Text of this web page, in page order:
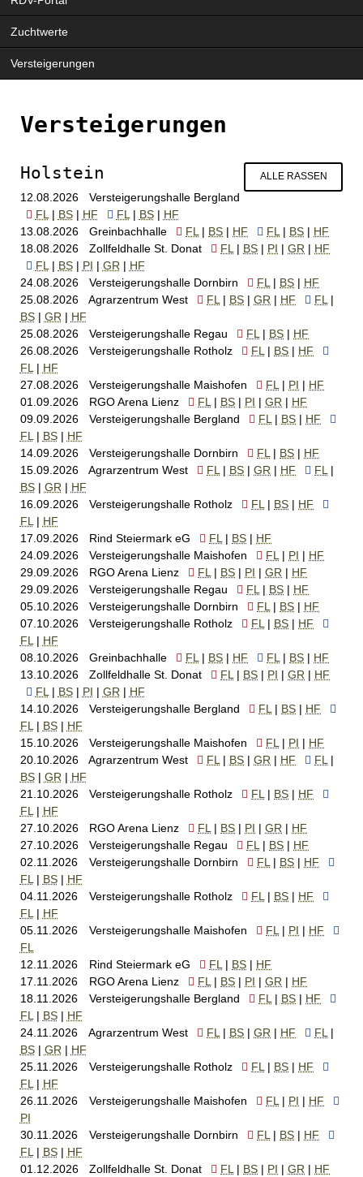
Zuchtwerte
Versteigerungen
Versteigerungen
ALLE RASSEN
Holstein
12.08.2026
Versteigerungshalle Bergland
FL
BS HF FL BS
HF
13.08.2026
Greinbachhalle FL BS HF FL BS
HF
18.08.2026
Zollfeldhalle St. Donat FL BS PI GR
HF
FL
BS PI GR
HF
24.08.2026
Versteigerungshalle Dornbirn FL BS
HF
25.08.2026
Agrarzentrum West FL BS GR HF
FL
BS
GR
HF
25.08.2026
Versteigerungshalle Regau FL BS
HF
26.08.2026
Versteigerungshalle Rotholz FL BS
HF
FL
HF
27.08.2026
Versteigerungshalle Maishofen FL PI
HF
01.09.2026
RGO Arena Lienz FL BS PI GR
HF
09.09.2026
Versteigerungshalle Bergland FL BS
HF
FL
BS
HF
14.09.2026
Versteigerungshalle Dornbirn FL BS
HF
15.09.2026
Agrarzentrum West FL BS GR HF
FL
BS
GR
HF
16.09.2026
Versteigerungshalle Rotholz FL BS
HF
FL
HF
17.09.2026
Rind Steiermark eG FL BS
HF
24.09.2026
Versteigerungshalle Maishofen FL PI
HF
29.09.2026
RGO Arena Lienz FL BS PI GR
HF
29.09.2026
Versteigerungshalle Regau FL BS
HF
05.10.2026
Versteigerungshalle Dornbirn FL BS
HF
07.10.2026
Versteigerungshalle Rotholz FL BS
HF
FL
HF
08.10.2026
Greinbachhalle FL BS HF FL BS
HF
13.10.2026
Zollfeldhalle St. Donat FL BS PI GR
HF
FL
BS PI GR
HF
14.10.2026
Versteigerungshalle Bergland FL BS
HF
FL
BS
HF
15.10.2026
Versteigerungshalle Maishofen FL PI
HF
20.10.2026
Agrarzentrum West FL BS GR HF
FL
BS
GR
HF
21.10.2026
Versteigerungshalle Rotholz FL BS
HF
FL
HF
27.10.2026
RGO Arena Lienz FL BS PI GR
HF
27.10.2026
Versteigerungshalle Regau FL BS
HF
02.11.2026
Versteigerungshalle Dornbirn FL BS
HF
FL
BS
HF
04.11.2026
Versteigerungshalle Rotholz FL BS
HF
FL
HF
05.11.2026
Versteigerungshalle Maishofen FL PI
HF
FL
12.11.2026
Rind Steiermark eG FL BS
HF
17.11.2026
RGO Arena Lienz FL BS PI GR
HF
18.11.2026
Versteigerungshalle Bergland FL BS
HF
FL
BS
HF
24.11.2026
Agrarzentrum West FL BS GR HF
FL
BS
GR
HF
25.11.2026
Versteigerungshalle Rotholz FL BS
HF
FL
HF
26.11.2026
Versteigerungshalle Maishofen FL PI
HF
PI
30.11.2026
Versteigerungshalle Dornbirn FL BS
HF
FL
BS
HF
01.12.2026
Zollfeldhalle St. Donat FL BS PI GR
HF